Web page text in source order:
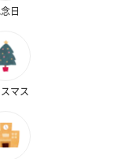
。
日
マス